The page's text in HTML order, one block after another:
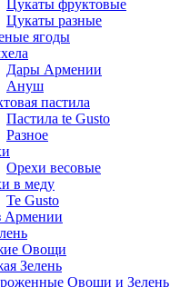
Цукаты фруктовые
Цукаты разные
ягоды
Дары Армении
Ануш
пастила
Пастила te Gusto
Разное
Орехи весовые
в меду
Te Gusto
Армении
Овощи
Зелень
Овощи и Зелень